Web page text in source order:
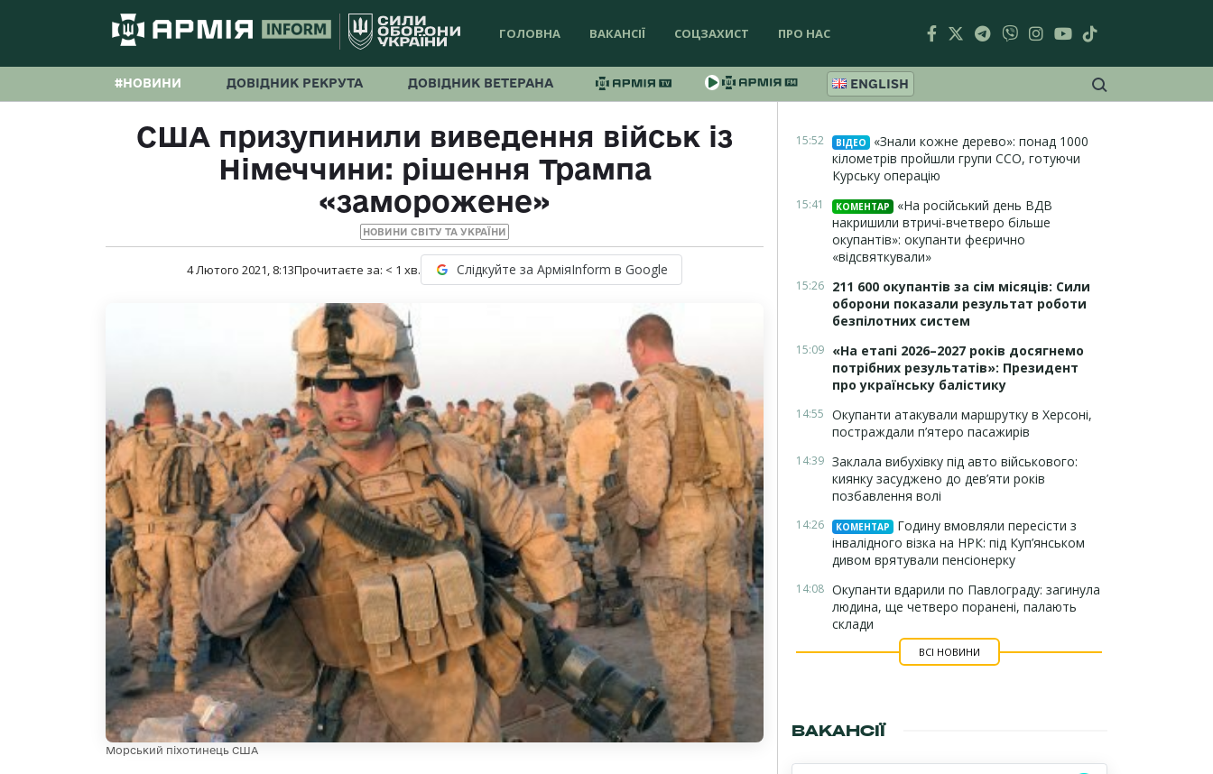
ГОЛОВНА ВАКАНСІЇ СОЦЗАХИСТ ПРО НАС
#НОВИНИ ДОВІДНИК РЕКРУТА ДОВІДНИК ВЕТЕРАНА ENGLISH
США призупинили виведення військ із
Німеччини: рішення Трампа
«заморожене»
НОВИНИ СВІТУ ТА УКРАЇНИ
4 Лютого 2021, 8:13Прочитаєте за: < 1 хв. Слідкуйте за АрміяInform в Google
Морський піхотинець США
15:52 ВІДЕО
«Знали кожне дерево»: понад 1000
кілометрів пройшли групи ССО, готуючи
Курську операцію
15:41 КОМЕНТАР
«На російський день ВДВ
накришили втричі-вчетверо більше
окупантів»: окупанти феєрично
«відсвяткували»
15:26 211 600 окупантів за сім місяців: Сили
оборони показали результат роботи
безпілотних систем
15:09 «На етапі 2026–2027 років досягнемо
потрібних результатів»: Президент
про українську балістику
14:55 Окупанти атакували маршрутку в Херсоні,
постраждали п’ятеро пасажирів
14:39 Заклала вибухівку під авто військового:
киянку засуджено до дев’яти років
позбавлення волі
14:26 КОМЕНТАР
Годину вмовляли пересісти з
інвалідного візка на НРК: під Куп’янськом
дивом врятували пенсіонерку
14:08 Окупанти вдарили по Павлограду: загинула
людина, ще четверо поранені, палають
склади
ВСІ НОВИНИ
ВАКАНСІЇ